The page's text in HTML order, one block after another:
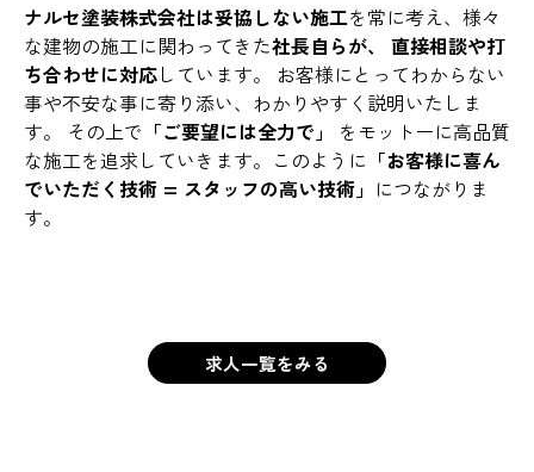
ナルセ塗装株式会社は妥協しない施工を常に考え、様々
な建物の施工に関わってきた社長自らが、 直接相談や打
ち合わせに対応しています。 お客様にとってわからない
事や不安な事に寄り添い、わかりやすく説明いたしま
す。 その上で 「ご要望には全力で」
をモットーに高品質
な施工を追求していきます。このように 「お客様に喜ん
でいただく技術 = スタッフの高い技術」 につながりま
す。
求人一覧をみる